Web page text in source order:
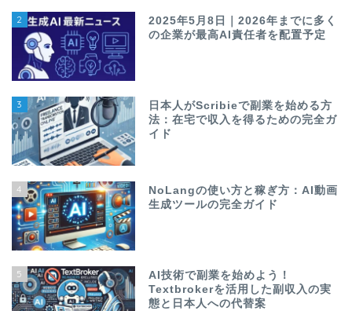
2
2025年5月8日｜2026年までに多く
の企業が最高AI責任者を配置予定
3
日本人がScribieで副業を始める方
法：在宅で収入を得るための完全ガ
イド
4
NoLangの使い方と稼ぎ方：AI動画
生成ツールの完全ガイド
5
AI技術で副業を始めよう！
Textbrokerを活用した副収入の実
態と日本人への代替案